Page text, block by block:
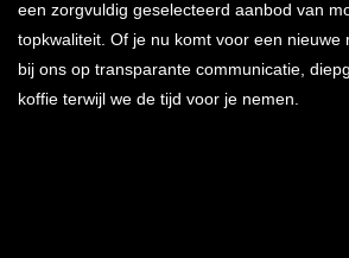
een zorgvuldig geselecteerd aanbod van
topkwaliteit. Of je nu komt voor een
bij ons op transparante communicatie,
koffie terwijl we de tijd voor je nemen.